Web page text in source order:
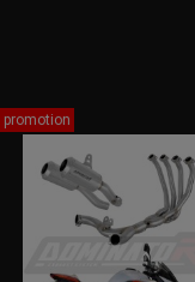
promotion